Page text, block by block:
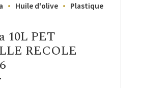
Huile d'olive Plastique
10L PET
RECOLE